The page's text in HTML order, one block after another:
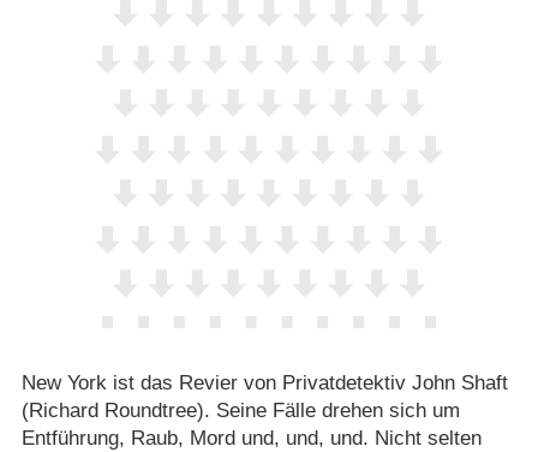
New York ist das Revier von Privatdetektiv John Shaft
(Richard Roundtree). Seine Fälle drehen sich um
Entführung, Raub, Mord und, und, und. Nicht selten